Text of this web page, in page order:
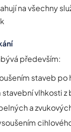
na všechny
především:
staveb po
vlhkosti z
a